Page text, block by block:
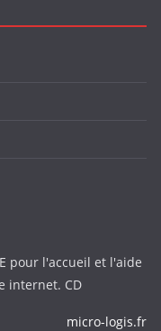
pour l'accueil et l'aide
internet. CD
micro-logis.fr